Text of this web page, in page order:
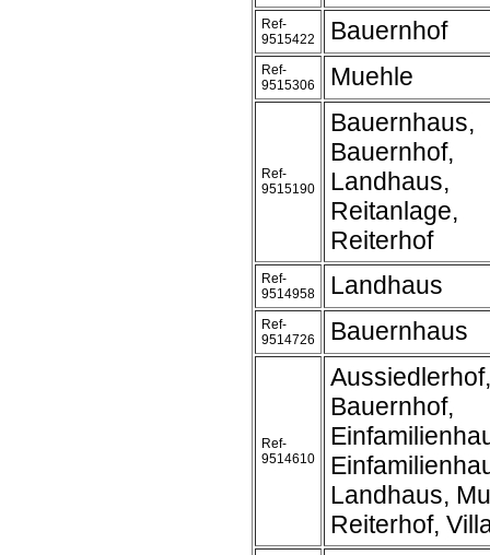
Ref-
9515422
Bauernhof
Ref-
9515306
Muehle
Ref-
9515190
Bauernhaus,
Bauernhof,
Landhaus,
Reitanlage,
Reiterhof
Ref-
9514958
Landhaus
Ref-
9514726
Bauernhaus
Ref-
9514610
Aussiedlerhof,
Bauernhof,
Landhaus,
Reiterhof,